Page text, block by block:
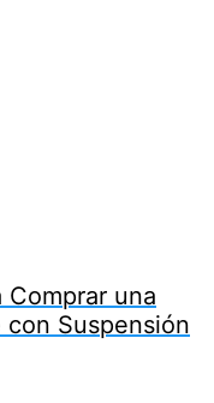
Comprar una
Suspensión